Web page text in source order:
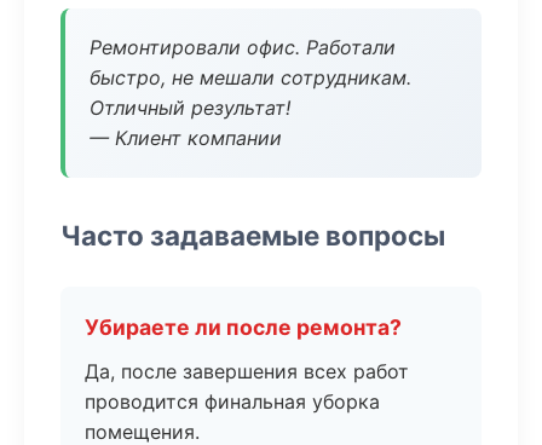
Ремонтировали офис. Работали
быстро, не мешали сотрудникам.
Отличный результат!
— Клиент компании
Часто задаваемые вопросы
Убираете ли после ремонта?
Да, после завершения всех работ
проводится финальная уборка
помещения.